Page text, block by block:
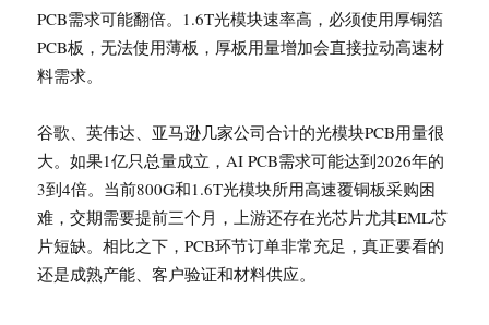
PCB需求可能翻倍。1.6T光模块速率高，必须使用厚铜箔
PCB板，无法使用薄板，厚板用量增加会直接拉动高速材
料需求。
谷歌、英伟达、亚马逊几家公司合计的光模块PCB用量很
大。如果1亿只总量成立，AI PCB需求可能达到2026年的
3到4倍。当前800G和1.6T光模块所用高速覆铜板采购困
难，交期需要提前三个月，上游还存在光芯片尤其EML芯
片短缺。相比之下，PCB环节订单非常充足，真正要看的
还是成熟产能、客户验证和材料供应。